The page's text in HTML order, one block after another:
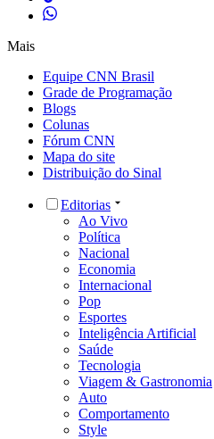
Mais
Equipe CNN Brasil
Grade de Programação
Blogs
Colunas
Fórum CNN
Mapa do site
Distribuição do Sinal
Editorias
Ao Vivo
Política
Nacional
Economia
Internacional
Pop
Esportes
Inteligência Artificial
Saúde
Tecnologia
Viagem & Gastronomia
Auto
Comportamento
Style